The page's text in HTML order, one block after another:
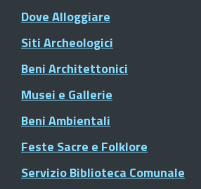
Dove Alloggiare
Siti Archeologici
Beni Architettonici
Musei e Gallerie
Beni Ambientali
Feste Sacre e Folklore
Servizio Biblioteca Comunale